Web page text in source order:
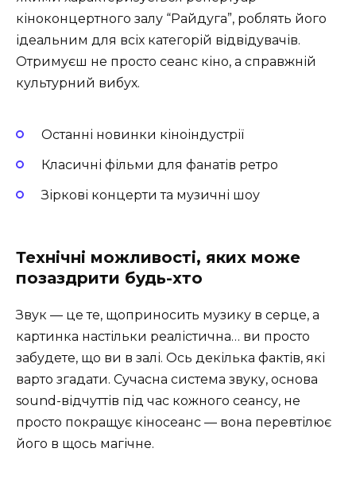
кіноконцертного залу “Райдуга”, роблять його
ідеальним для всіх категорій відвідувачів.
Отримуєш не просто сеанс кіно, а справжній
культурний вибух.
Останні новинки кіноіндустрії
Класичні фільми для фанатів ретро
Зіркові концерти та музичні шоу
Технічні можливості, яких може
позаздрити будь-хто
Звук — це те, щоприносить музику в серце, а
картинка настільки реалістична… ви просто
забудете, що ви в залі. Ось декілька фактів, які
варто згадати. Сучасна система звуку, основа
sound-відчуттів під час кожного сеансу, не
просто покращує кіносеанс — вона перевтілює
його в щось магічне.